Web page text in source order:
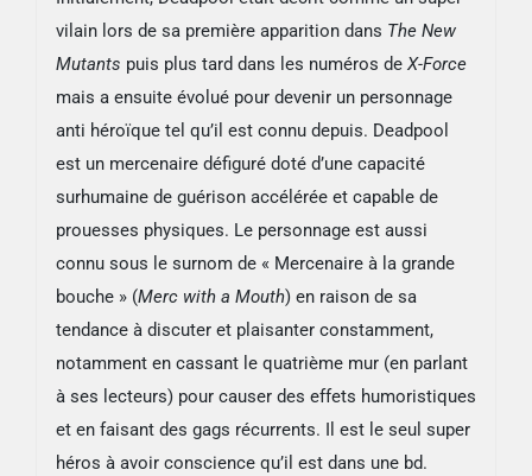
vilain lors de sa première apparition dans The New
Mutants puis plus tard dans les numéros de X-Force
mais a ensuite évolué pour devenir un personnage
anti héroïque tel qu’il est connu depuis. Deadpool
est un mercenaire défiguré doté d’une capacité
surhumaine de guérison accélérée et capable de
prouesses physiques. Le personnage est aussi
connu sous le surnom de « Mercenaire à la grande
bouche » (Merc with a Mouth) en raison de sa
tendance à discuter et plaisanter constamment,
notamment en cassant le quatrième mur (en parlant
à ses lecteurs) pour causer des effets humoristiques
et en faisant des gags récurrents. Il est le seul super
héros à avoir conscience qu’il est dans une bd.